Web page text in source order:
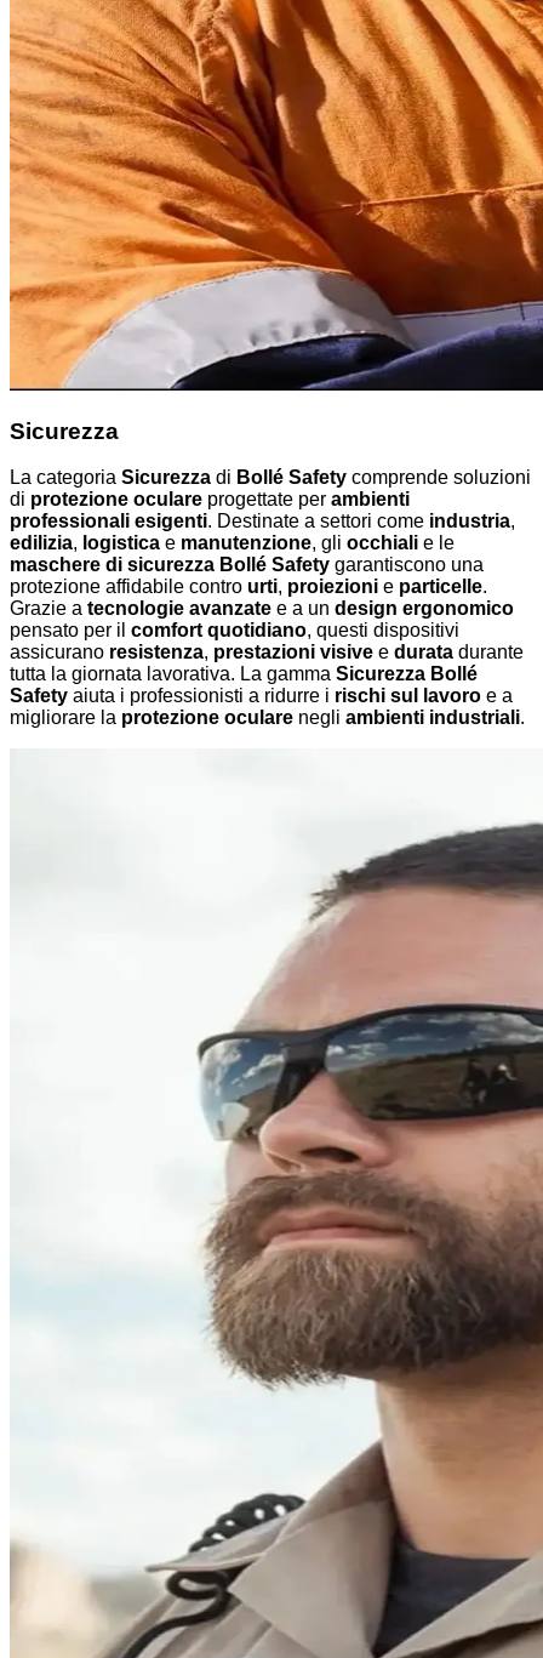
Sicurezza
La categoria Sicurezza di Bollé Safety comprende soluzioni
di protezione oculare progettate per ambienti
professionali esigenti. Destinate a settori come industria,
edilizia, logistica e manutenzione, gli occhiali e le
maschere di sicurezza Bollé Safety garantiscono una
protezione affidabile contro urti, proiezioni e particelle.
Grazie a tecnologie avanzate e a un design ergonomico
pensato per il comfort quotidiano, questi dispositivi
assicurano resistenza, prestazioni visive e durata durante
tutta la giornata lavorativa. La gamma Sicurezza Bollé
Safety aiuta i professionisti a ridurre i rischi sul lavoro e a
migliorare la protezione oculare negli ambienti industriali.